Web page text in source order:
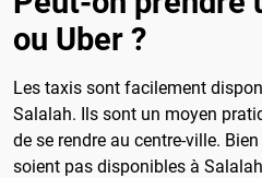
ou Uber ?
Les taxis sont facilement
Salalah. Ils sont un moyen
de se rendre au centre-ville.
soient pas disponibles à